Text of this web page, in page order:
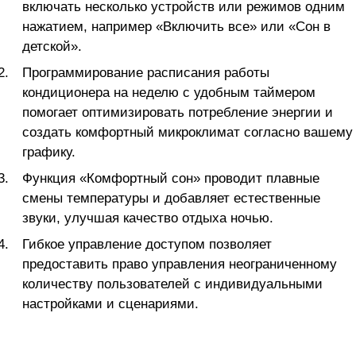
включать несколько устройств или режимов одним
нажатием, например «Включить все» или «Сон в
детской».
Программирование расписания работы
кондиционера на неделю с удобным таймером
помогает оптимизировать потребление энергии и
создать комфортный микроклимат согласно вашему
графику.
Функция «Комфортный сон» проводит плавные
смены температуры и добавляет естественные
звуки, улучшая качество отдыха ночью.
Гибкое управление доступом позволяет
предоставить право управления неограниченному
количеству пользователей с индивидуальными
настройками и сценариями.